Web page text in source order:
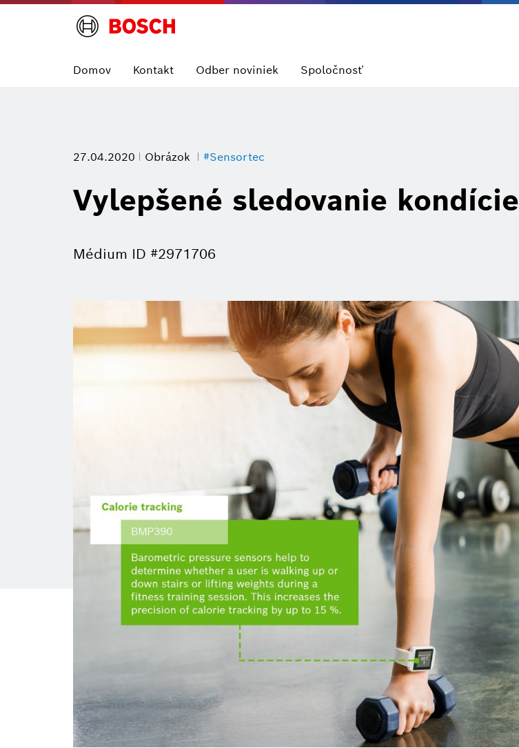
Domov Kontakt Odber noviniek Spoločnosť
27.04.2020 Obrázok #Sensortec
Vylepšené sledovanie kondície
Médium ID #2971706